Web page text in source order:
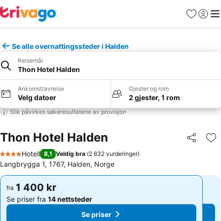
Favoritter
Logg
Se alle overnattingssteder i Halden
Reisemål
Thon Hotel Halden
Ankomst/avreise
Velg datoer
Gjester og rom
2 gjester, 1 rom
Slik påvirkes søkeresultatene av provisjon
Thon Hotel Halden Del
4 Stjerner
Hotell 8,1 Veldig bra (2 632 vurderinger)
Langbrygga 1, 1767, Halden, Norge
fra 1 400 kr
Se priser fra 14 nettsteder
Se priser
fra 1 400 kr
Se priser fra 14 nettsteder
Se priser